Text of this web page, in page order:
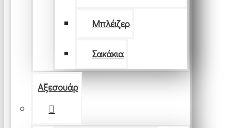
Μπλέιζερ
Σακάκια
Αξεσουάρ